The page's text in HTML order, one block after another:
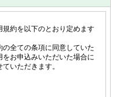
約を以下のとおり定めます
全ての条項に同意していた
お申込みいただいた場合に
いただきます。